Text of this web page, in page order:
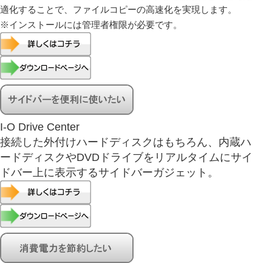
適化することで、ファイルコピーの高速化を実現します。
※インストールには管理者権限が必要です。
I-O Drive Center
接続した外付けハードディスクはもちろん、内蔵ハ
ードディスクやDVDドライブをリアルタイムにサイ
ドバー上に表示するサイドバーガジェット。